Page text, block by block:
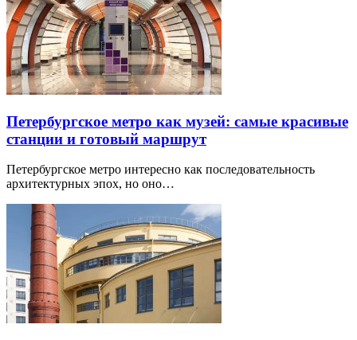
Петербургское метро как музей: самые красивые
станции и готовый маршрут
Петербургское метро интересно как последовательность
архитектурных эпох, но оно…